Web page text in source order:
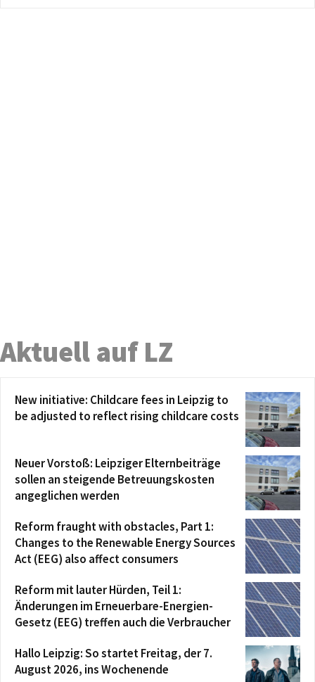
Aktuell auf LZ
New initiative: Childcare fees in Leipzig to
be adjusted to reflect rising childcare costs
Neuer Vorstoß: Leipziger Elternbeiträge
sollen an steigende Betreuungskosten
angeglichen werden
Reform fraught with obstacles, Part 1:
Changes to the Renewable Energy Sources
Act (EEG) also affect consumers
Reform mit lauter Hürden, Teil 1:
Änderungen im Erneuerbare-Energien-
Gesetz (EEG) treffen auch die Verbraucher
Hallo Leipzig: So startet Freitag, der 7.
August 2026, ins Wochenende